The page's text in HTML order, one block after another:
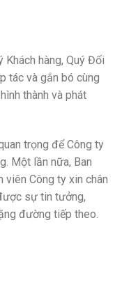
Khách hàng, Quý Đối
tác và gắn bó cùng
thành và phát
trọng để Công ty
Một lần nữa, Ban
viên Công ty xin chân
sự tin tưởng,
đường tiếp theo.